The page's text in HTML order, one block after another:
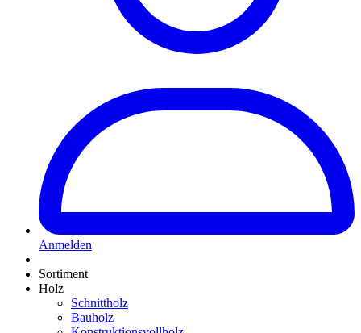
Anmelden
Sortiment
Holz
Schnittholz
Bauholz